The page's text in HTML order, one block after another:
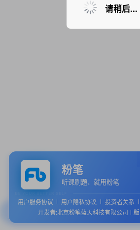
暂无课程，敬请期
粉笔
听课刷题、就用粉笔
用户服务协议 用户隐私协议 投资者关系
开发者:北京粉笔蓝天科技有限公司
请稍后...